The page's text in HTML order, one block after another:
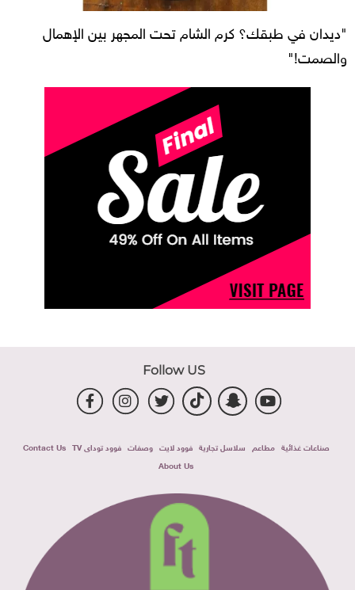
"ديدان في طبقك؟ كرم الشام تحت المجهر بين الإهمال
والصمت!"
Follow US
صناعات غذائية مطاعم سلاسل تجارية فوود لايت وصفات فوود توداى TV
Contact Us
About Us